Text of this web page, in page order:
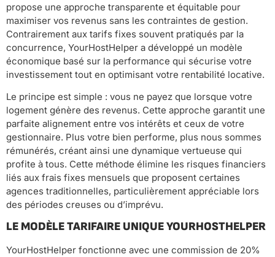
propose une approche transparente et équitable pour
maximiser vos revenus sans les contraintes de gestion.
Contrairement aux tarifs fixes souvent pratiqués par la
concurrence, YourHostHelper a développé un modèle
économique basé sur la performance qui sécurise votre
investissement tout en optimisant votre rentabilité locative.
Le principe est simple : vous ne payez que lorsque votre
logement génère des revenus. Cette approche garantit une
parfaite alignement entre vos intérêts et ceux de votre
gestionnaire. Plus votre bien performe, plus nous sommes
rémunérés, créant ainsi une dynamique vertueuse qui
profite à tous. Cette méthode élimine les risques financiers
liés aux frais fixes mensuels que proposent certaines
agences traditionnelles, particulièrement appréciable lors
des périodes creuses ou d’imprévu.
LE MODÈLE TARIFAIRE UNIQUE YOURHOSTHELPER
YourHostHelper fonctionne avec une commission de 20%